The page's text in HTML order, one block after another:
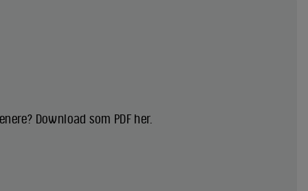
Download som PDF her.